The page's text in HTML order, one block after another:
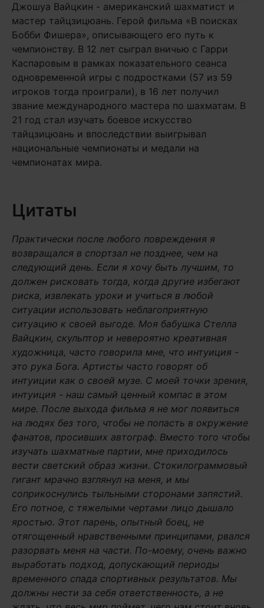
Джошуа Вайцкин - американский шахматист и
мастер тайцзицюань. Герой фильма «В поисках
Бобби Фишера», описывающего его путь к
чемпионству. В 12 лет сыграл вничью с Гарри
Каспаровым в рамках показательного сеанса
одновременной игры с подростками (57 из 59
игроков тогда проиграли), в 16 лет получил
звание международного мастера по шахматам. В
21 год стал изучать боевое искусство
тайцзицюань и впоследствии выигрывал
национальные чемпионаты и медали на
чемпионатах мира.
Цитаты
Практически после любого повреждения я
возвращался в спортзал не позднее, чем на
следующий день. Если я хочу быть лучшим, то
должен рисковать тогда, когда другие избегают
риска, извлекать уроки и учиться в любой
ситуации использовать неблагоприятную
ситуацию к своей выгоде. Моя бабушка Стелла
Вайцкин, скульптор и невероятно креативная
художница, часто говорила мне, что интуиция -
это рука Бога. Артисты часто говорят об
интуиции как о своей музе. С моей точки зрения,
интуиция - наш самый ценный компас в этом
мире. После выхода фильма я не мог появиться
на людях без того, чтобы не попасть в окружение
фанатов, просивших автограф. Вместо того чтобы
изучать шахматные партии, мне приходилось
вести светский образ жизни. Стокилограммовый
гигант мрачно взглянул на меня, и мы
соприкоснулись тыльными сторонами запястий.
Его потное, с тяжелыми чертами лицо дышало
яростью. Этот парень, опытный боец, не
отягощенный нравственными принципами, рвался
разорвать меня на части. По-моему, очень важно
выработать подход, допускающий периоды
временного спада спортивных результатов. Мы
должны нести за себя ответственность, а не